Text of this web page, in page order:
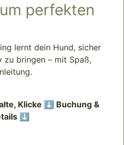
perfekten
lernt dein Hund, sicher
zu bringen – mit Spaß,
Klicke ⬇️ Buchung &
⬇️